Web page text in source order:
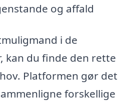
og affald
i de
kan du finde den rette
Platformen gør det
forskellige